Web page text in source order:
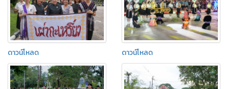
ดาวน์โหลด ดาวน์โหลด